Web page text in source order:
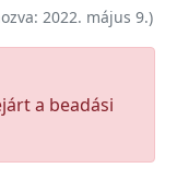
2022. május 9.)
a beadási